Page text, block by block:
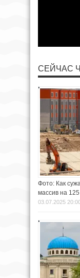
СЕЙЧАС
Фото: Как
массив на
03.07.2025